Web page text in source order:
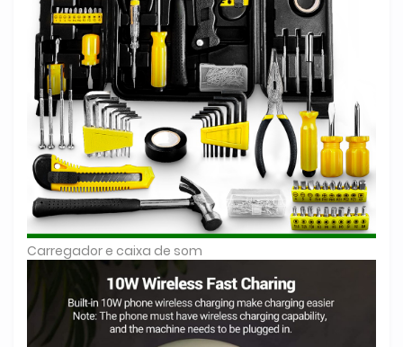
Carregador e caixa de som